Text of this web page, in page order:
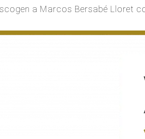
a Marcos Bersabé Lloret